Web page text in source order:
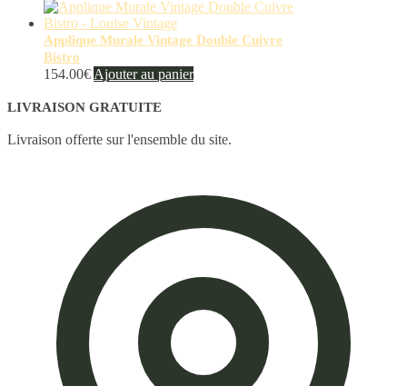
Applique Murale Vintage Double Cuivre
Bistro
154.00€Ajouter au panier
LIVRAISON GRATUITE
Livraison offerte sur l'ensemble du site.